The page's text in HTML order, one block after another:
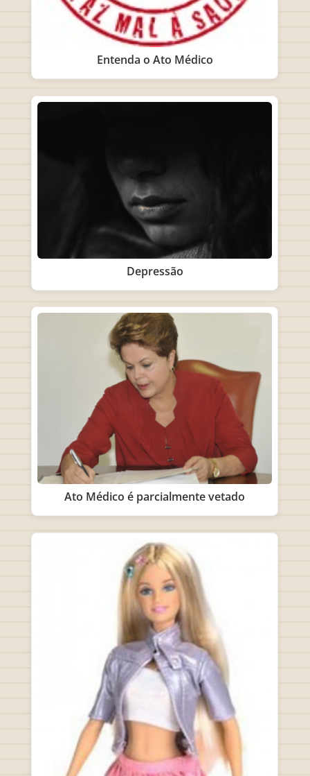
Entenda o Ato Médico
Depressão
Ato Médico é parcialmente vetado